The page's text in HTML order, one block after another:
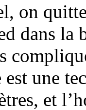
on
dans
une
et